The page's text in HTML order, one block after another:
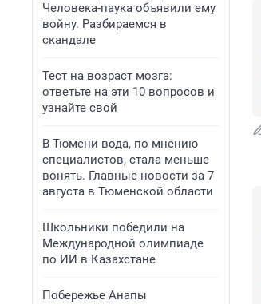
Человека-паука объявили ему
войну. Разбираемся в
скандале
Тест на возраст мозга:
ответьте на эти 10 вопросов и
узнайте свой
В Тюмени вода, по мнению
специалистов, стала меньше
вонять. Главные новости за 7
августа в Тюменской области
Школьники победили на
Международной олимпиаде
по ИИ в Казахстане
Побережье Анапы